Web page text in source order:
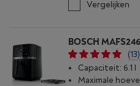
Vergelijken
BOSCH
(13)
Capaciteit: 6.1 l
Maximale